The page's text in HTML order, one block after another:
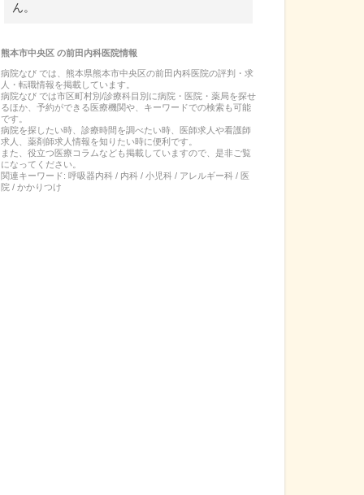
ん。
熊本市中央区の前田内科医院情報
病院なび では、 熊本県熊本市中央区の前田内科医院の評判・求
人・転職情報を掲載しています。
病院なび では市区町村別/診療科目別に病院・医院・薬局を探せ
るほか、予約ができる医療機関や、キーワードでの検索も可能
です。
病院を探したい時、診療時間を調べたい時、医師求人や看護師
求人、薬剤師求人情報を知りたい時に便利です。
また、役立つ医療コラムなども掲載していますので、是非ご覧
になってください。
関連キーワード: 呼吸器内科 / 内科 / 小児科 / アレルギー科 / 医
院 / かかりつけ